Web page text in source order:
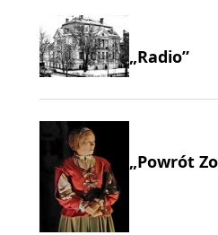
„Radio”
„Powrót